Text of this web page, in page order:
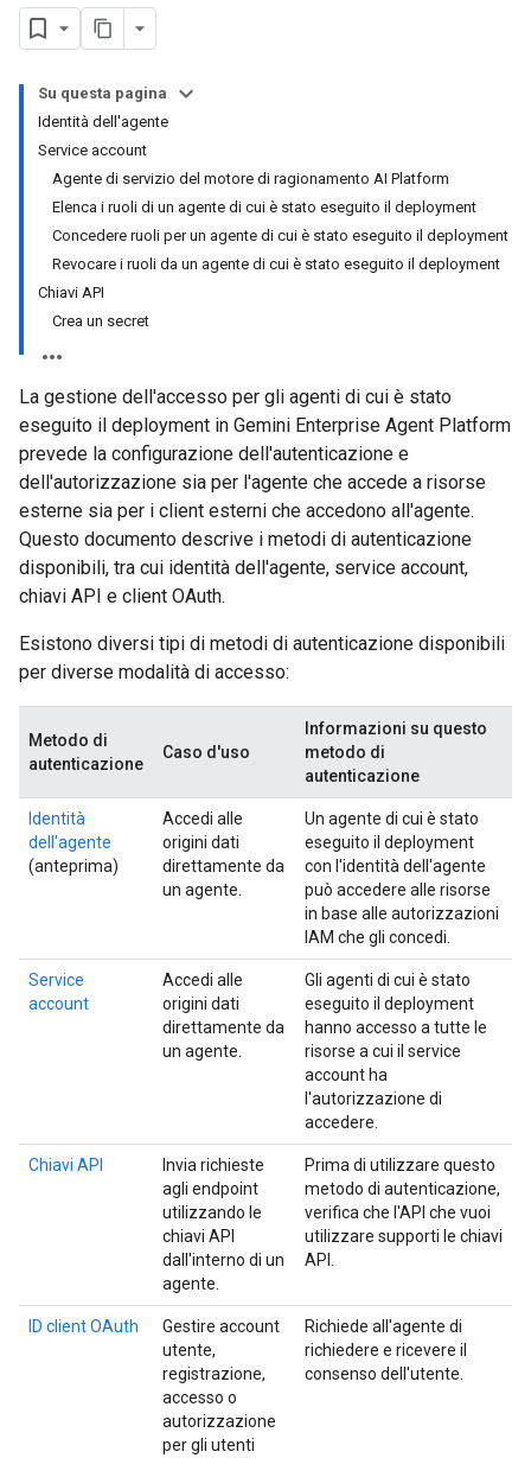
Su questa pagina
Identità dell'agente
Service account
Agente di servizio del motore di ragionamento AI Platform
Elenca i ruoli di un agente di cui è stato eseguito il deployment
Concedere ruoli per un agente di cui è stato eseguito il deployment
Revocare i ruoli da un agente di cui è stato eseguito il deployment
Chiavi API
Crea un secret
La gestione dell'accesso per gli agenti di cui è stato
eseguito il deployment in Gemini Enterprise Agent Platform
prevede la configurazione dell'autenticazione e
dell'autorizzazione sia per l'agente che accede a risorse
esterne sia per i client esterni che accedono all'agente.
Questo documento descrive i metodi di autenticazione
disponibili, tra cui identità dell'agente, service account,
chiavi API e client OAuth.
Esistono diversi tipi di metodi di autenticazione disponibili
per diverse modalità di accesso:
Metodo di
autenticazione
Caso d'uso
Informazioni su questo
metodo di
autenticazione
Identità
dell'agente
(anteprima)
Accedi alle
origini dati
direttamente da
un agente.
Un agente di cui è stato
eseguito il deployment
con l'identità dell'agente
può accedere alle risorse
in base alle autorizzazioni
IAM che gli concedi.
Service
account
Accedi alle
origini dati
direttamente da
un agente.
Gli agenti di cui è stato
eseguito il deployment
hanno accesso a tutte le
risorse a cui il service
account ha
l'autorizzazione di
accedere.
Chiavi API
Invia richieste
agli endpoint
utilizzando le
chiavi API
dall'interno di un
agente.
Prima di utilizzare questo
metodo di autenticazione,
verifica che l'API che vuoi
utilizzare supporti le chiavi
API.
ID client OAuth
Gestire account
utente,
registrazione,
accesso o
autorizzazione
per gli utenti
Richiede all'agente di
richiedere e ricevere il
consenso dell'utente.